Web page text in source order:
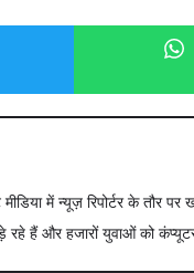
में न्यूज़ रिपोर्टर के तौर
हैं और हजारों युवाओं को कंप्यूटर